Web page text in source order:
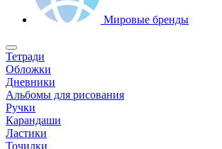
Мировые бренды
Тетради
Обложки
Дневники
Альбомы для рисования
Ручки
Карандаши
Ластики
Точилки